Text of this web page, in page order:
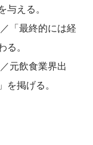
える。
「最終的には経
。
元飲食業界出
掲げる。